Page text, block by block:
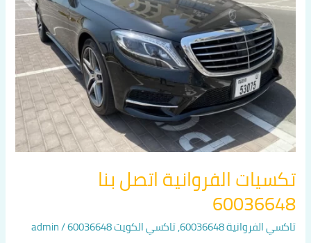
تكسيات الفروانية اتصل بنا
60036648
تاكسي الفروانية 60036648 ,تاكسي الكويت 60036648 /
admin
60036648